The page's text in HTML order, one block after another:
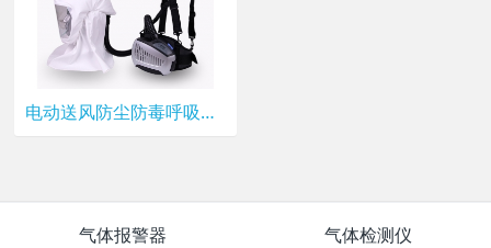
电动送风防尘防毒呼吸器 PRF-103RM3 锦程安全呼吸器
气体报警器 气体检测仪